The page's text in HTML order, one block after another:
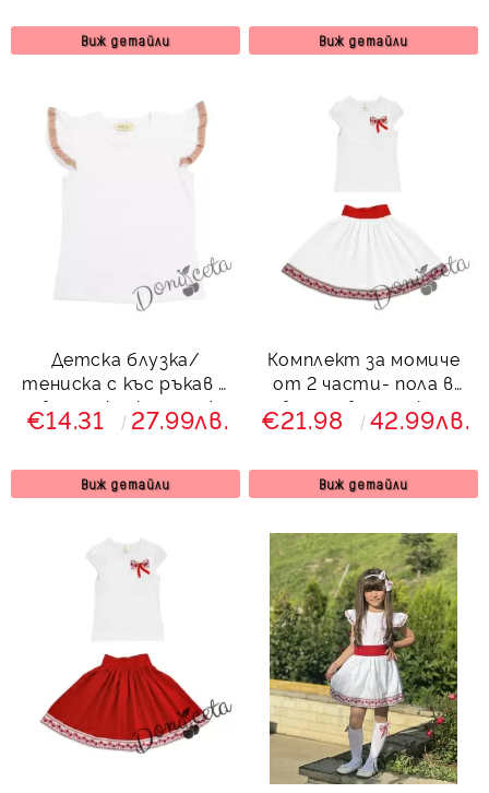
Виж детайли Виж детайли
Детска блузка/
тениска с къс ръкав в
бяло с фолклорни/
етно мотиви 22
€14.31 27.99лв.
Виж детайли
Комплект за момиче
от 2 части- пола в
бяло и блуза с къс
ръкав с етно/
4343343422
€21.98 42.99лв.
Виж детайли